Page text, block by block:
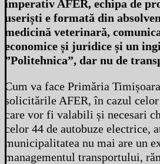
imperativ AFER, echipa de
useriști e formată din
medicină veterinară,
economice și juridice și un
”Politehnica”, dar nu de
Cum va face Primăria
solicitările AFER, în cazul
care vor fi valabili și necesari
celor 44 de autobuze electrice,
municipalitatea nu mai are un
managementul transportului,